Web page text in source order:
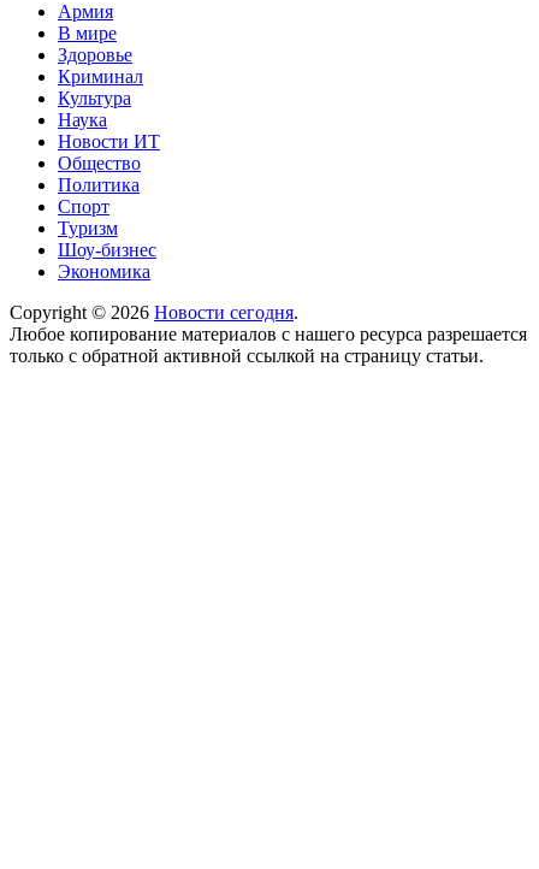
Армия
В мире
Здоровье
Криминал
Культура
Наука
Новости ИТ
Общество
Политика
Спорт
Туризм
Шоу-бизнес
Экономика
Copyright © 2026 Новости сегодня.
Любое копирование материалов с нашего ресурса разрешается
только с обратной активной ссылкой на страницу статьи.